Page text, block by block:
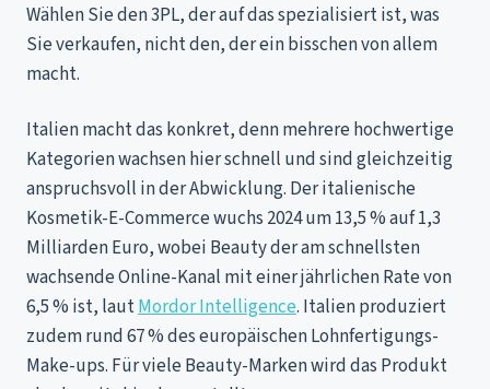
Wählen Sie den 3PL, der auf das spezialisiert ist, was
Sie verkaufen, nicht den, der ein bisschen von allem
macht.
Italien macht das konkret, denn mehrere hochwertige
Kategorien wachsen hier schnell und sind gleichzeitig
anspruchsvoll in der Abwicklung. Der italienische
Kosmetik-E-Commerce wuchs 2024 um 13,5 % auf 1,3
Milliarden Euro, wobei Beauty der am schnellsten
wachsende Online-Kanal mit einer jährlichen Rate von
6,5 % ist, lautMordor Intelligence. Italien produziert
zudem rund 67 % des europäischen Lohnfertigungs-
Make-ups. Für viele Beauty-Marken wird das Produkt